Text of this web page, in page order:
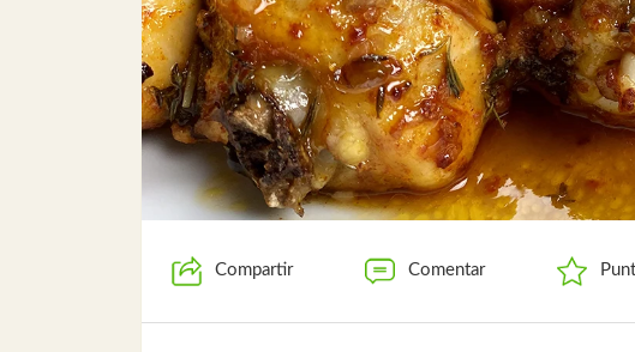
Compartir Comentar